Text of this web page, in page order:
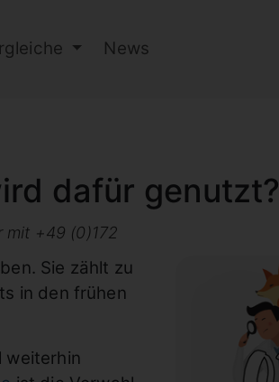
News
dafür genutzt?
mit +49 (0)172
Sie zählt zu
in den frühen
weiterhin